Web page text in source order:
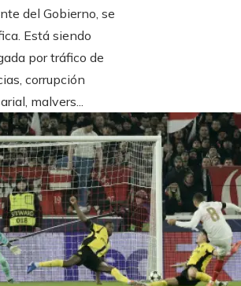
del Gobierno, se
Está siendo
por tráfico de
corrupción
malvers...